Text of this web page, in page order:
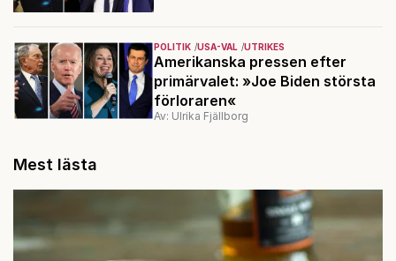
POLITIK USA-VAL UTRIKES
Amerikanska pressen efter
primärvalet: »Joe Biden största
förloraren«
Av: Ulrika Fjällborg
Mest lästa